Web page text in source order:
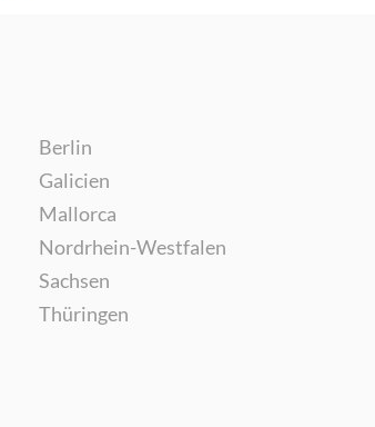
Berlin
Galicien
Mallorca
Nordrhein-Westfalen
Sachsen
Thüringen